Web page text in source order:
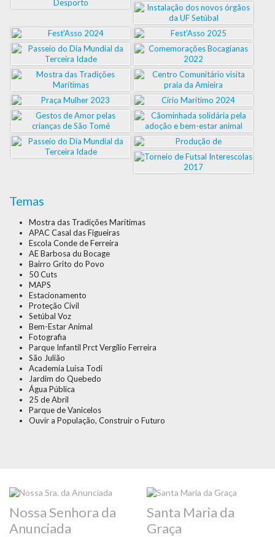
Temas
Mostra das Tradições Marítimas
APAC Casal das Figueiras
Escola Conde de Ferreira
AE Barbosa du Bocage
Bairro Grito do Povo
50 Cuts
MAPS
Estacionamento
Proteção Civil
Setúbal Voz
Bem-Estar Animal
Fotografia
Parque Infantil Prct Vergílio Ferreira
São Julião
Academia Luísa Todi
Jardim do Quebedo
Água Pública
25 de Abril
Parque de Vanicelos
Ouvir a População, Construir o Futuro
Nossa Senhora da
Anunciada
Santa Maria da
Graça